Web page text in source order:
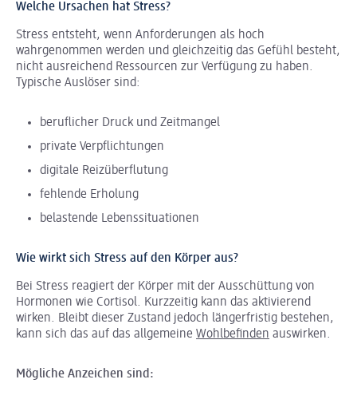
Welche Ursachen hat Stress?
Stress entsteht, wenn Anforderungen als hoch
wahrgenommen werden und gleichzeitig das Gefühl besteht,
nicht ausreichend Ressourcen zur Verfügung zu haben.
Typische Auslöser sind:
beruflicher Druck und Zeitmangel
private Verpflichtungen
digitale Reizüberflutung
fehlende Erholung
belastende Lebenssituationen
Wie wirkt sich Stress auf den Körper aus?
Bei Stress reagiert der Körper mit der Ausschüttung von
Hormonen wie Cortisol. Kurzzeitig kann das aktivierend
wirken. Bleibt dieser Zustand jedoch längerfristig bestehen,
kann sich das auf das allgemeine Wohlbefinden auswirken.
Mögliche Anzeichen sind: